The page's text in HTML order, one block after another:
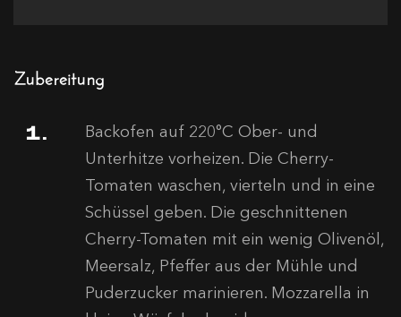
Zubereitung
Backofen auf 220°C Ober- und
Unterhitze vorheizen. Die Cherry-
Tomaten waschen, vierteln und in eine
Schüssel geben. Die geschnittenen
Cherry-Tomaten mit ein wenig Olivenöl,
Meersalz, Pfeffer aus der Mühle und
Puderzucker marinieren. Mozzarella in